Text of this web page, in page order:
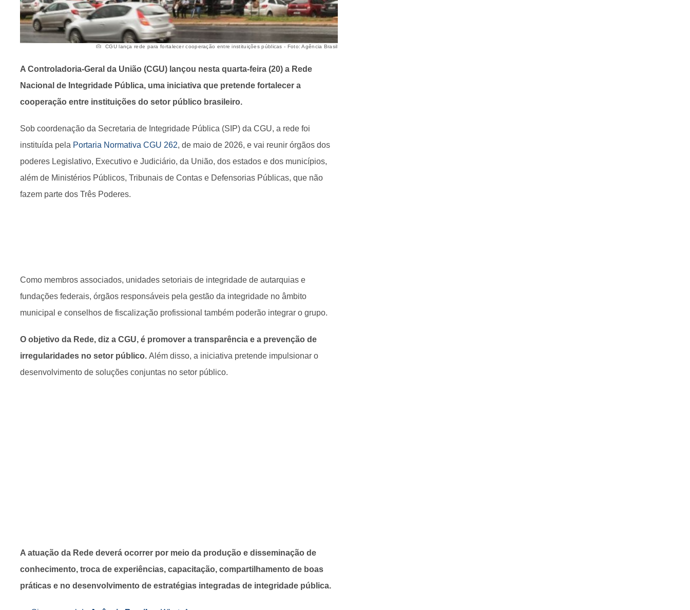
CGU lança rede para fortalecer cooperação entre instituições públicas - Foto: Agência Brasil
A Controladoria-Geral da União (CGU) lançou nesta quarta-feira (20) a Rede
Nacional de Integridade Pública, uma iniciativa que pretende fortalecer a
cooperação entre instituições do setor público brasileiro.
Sob coordenação da Secretaria de Integridade Pública (SIP) da CGU, a rede foi
instituída pela Portaria Normativa CGU 262, de maio de 2026, e vai reunir órgãos dos
poderes Legislativo, Executivo e Judiciário, da União, dos estados e dos municípios,
além de Ministérios Públicos, Tribunais de Contas e Defensorias Públicas, que não
fazem parte dos Três Poderes.
Como membros associados, unidades setoriais de integridade de autarquias e
fundações federais, órgãos responsáveis pela gestão da integridade no âmbito
municipal e conselhos de fiscalização profissional também poderão integrar o grupo.
O objetivo da Rede, diz a CGU, é promover a transparência e a prevenção de
irregularidades no setor público. Além disso, a iniciativa pretende impulsionar o
desenvolvimento de soluções conjuntas no setor público.
A atuação da Rede deverá ocorrer por meio da produção e disseminação de
conhecimento, troca de experiências, capacitação, compartilhamento de boas
práticas e no desenvolvimento de estratégias integradas de integridade pública.